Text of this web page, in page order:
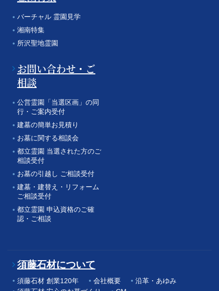
バーチャル 霊園見学
湘南特集
所沢聖地霊園
お問い合わせ・ご
相談
公営霊園「当選区画」の同
行・ご案内受付
建墓の簡単お見積り
お墓に関する相談会
都立霊園 当選された方のご
相談受付
お墓の引越し ご相談受付
建墓・建替え・リフォーム
ご相談受付
都立霊園 申込資格のご確
認・ご相談
須藤石材について
須藤石材 創業120年 会社概要
沿革・あゆみ